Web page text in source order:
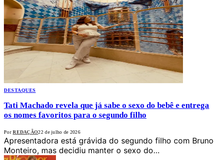
DESTAQUES
Tati Machado revela que já sabe o sexo do bebê e entrega
os nomes favoritos para o segundo filho
Por REDAÇÃO22 de julho de 2026
Apresentadora está grávida do segundo filho com Bruno
Monteiro, mas decidiu manter o sexo do…